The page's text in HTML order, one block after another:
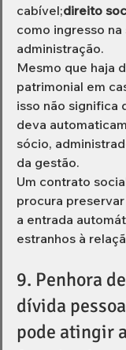
cabível;direito
como ingresso
administração.
Mesmo que haja
patrimonial em
isso não significa
deva
sócio,
da gestão.
Um contrato
procura
a entrada
estranhos à
9. Penhora
dívida
pode atingir